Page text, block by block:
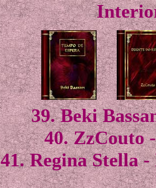
39. Beki
40. ZzCouto
41. Regina Stella